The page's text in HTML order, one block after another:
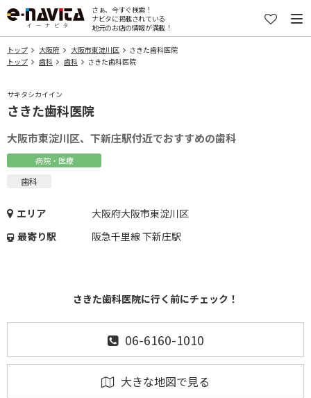
さぁ、今すぐ検索！
ナビタに掲載されている
地元のお店の情報が満載！
トップ 大阪府 大阪市東淀川区
さきた歯科医院
トップ
歯科 歯科 さきた歯科医院
サキタシカイイン
さきた歯科医院
大阪市東淀川区、下新庄駅付近でおすすめの歯科
病院・医療
歯科
エリア
大阪府大阪市東淀川区
最寄り駅
阪急千里線 下新庄駅
さきた歯科医院に行く前にチェック！
06-6160-1010
大きな地図で見る